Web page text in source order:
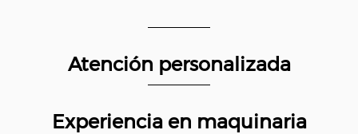
Atención personalizada
Experiencia en maquinaria